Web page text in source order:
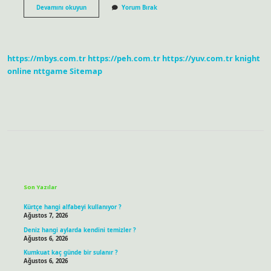
Devamını okuyun1
Gb
Kaldırır
Yorum Bırak
https://mbys.com.tr https://peh.com.tr https://yuv.com.tr knight
online nttgame Sitemap
Son Yazılar
Kürtçe hangi alfabeyi kullanıyor ?
Ağustos 7, 2026
Deniz hangi aylarda kendini temizler ?
Ağustos 6, 2026
Kumkuat kaç günde bir sulanır ?
Ağustos 6, 2026